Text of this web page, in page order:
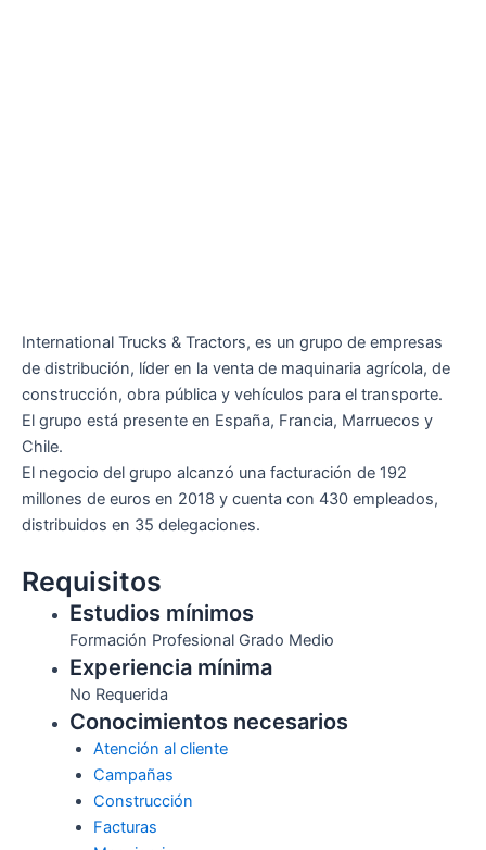
International Trucks & Tractors, es un grupo de empresas
de distribución, líder en la venta de maquinaria agrícola, de
construcción, obra pública y vehículos para el transporte.
El grupo está presente en España, Francia, Marruecos y
Chile.
El negocio del grupo alcanzó una facturación de 192
millones de euros en 2018 y cuenta con 430 empleados,
distribuidos en 35 delegaciones.
Requisitos
Estudios mínimos
Formación Profesional Grado Medio
Experiencia mínima
No Requerida
Conocimientos necesarios
Atención al cliente
Campañas
Construcción
Facturas